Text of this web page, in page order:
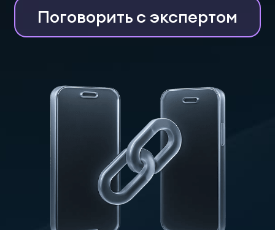
Поговорить с экспертом